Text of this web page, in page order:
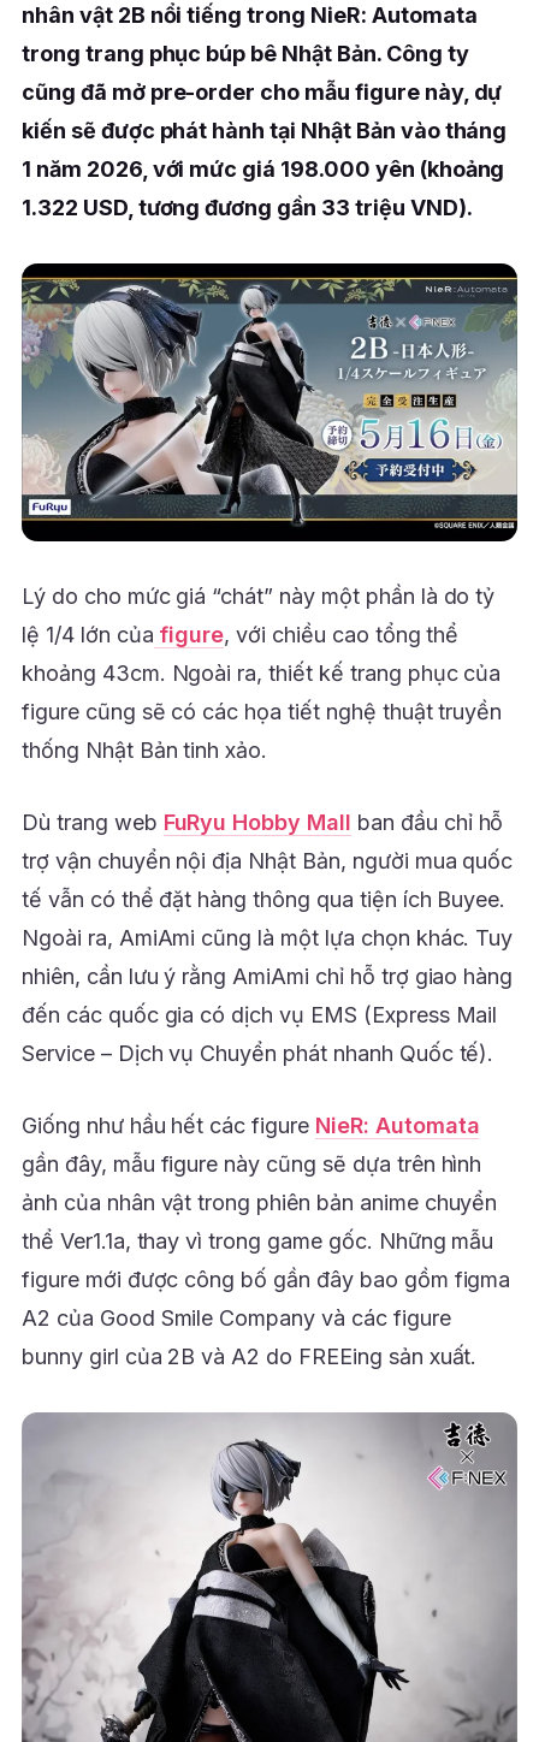
nhân vật 2B nổi tiếng trong NieR: Automata
trong trang phục búp bê Nhật Bản. Công ty
cũng đã mở pre-order cho mẫu figure này, dự
kiến sẽ được phát hành tại Nhật Bản vào tháng
1 năm 2026, với mức giá 198.000 yên (khoảng
1.322 USD, tương đương gần 33 triệu VND).
Lý do cho mức giá “chát” này một phần là do tỷ
lệ 1/4 lớn của figure, với chiều cao tổng thể
khoảng 43cm. Ngoài ra, thiết kế trang phục của
figure cũng sẽ có các họa tiết nghệ thuật truyền
thống Nhật Bản tinh xảo.
Dù trang web FuRyu Hobby Mall ban đầu chỉ hỗ
trợ vận chuyển nội địa Nhật Bản, người mua quốc
tế vẫn có thể đặt hàng thông qua tiện ích Buyee.
Ngoài ra, AmiAmi cũng là một lựa chọn khác. Tuy
nhiên, cần lưu ý rằng AmiAmi chỉ hỗ trợ giao hàng
đến các quốc gia có dịch vụ EMS (Express Mail
Service – Dịch vụ Chuyển phát nhanh Quốc tế).
Giống như hầu hết các figure NieR: Automata
gần đây, mẫu figure này cũng sẽ dựa trên hình
ảnh của nhân vật trong phiên bản anime chuyển
thể Ver1.1a, thay vì trong game gốc. Những mẫu
figure mới được công bố gần đây bao gồm figma
A2 của Good Smile Company và các figure
bunny girl của 2B và A2 do FREEing sản xuất.